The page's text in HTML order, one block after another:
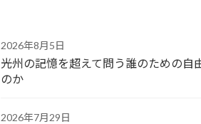
2026年8月5日
光州の記憶を超えて問う誰のための自
のか
2026年7月29日